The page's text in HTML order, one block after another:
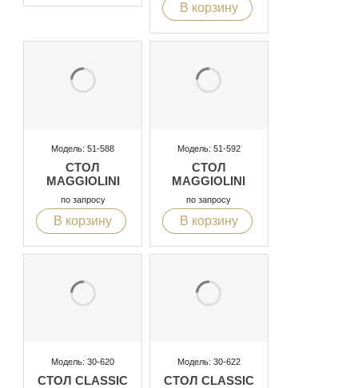
В корзину
Модель: 51-588
СТОЛ
MAGGIOLINI
по запросу
В корзину
Модель: 51-592
СТОЛ
MAGGIOLINI
по запросу
В корзину
Модель: 30-620
СТОЛ CLASSIC
Модель: 30-622
СТОЛ CLASSIC